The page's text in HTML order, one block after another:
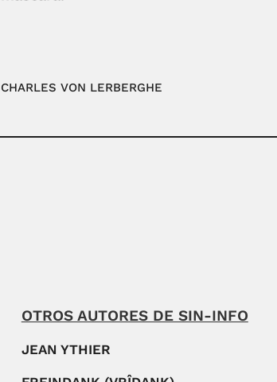
CHARLES VON LERBERGHE
OTROS AUTORES DE SIN-INFO
JEAN YTHIER